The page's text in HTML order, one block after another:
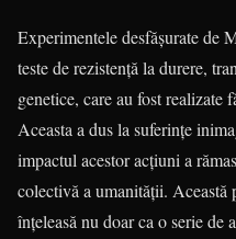
Experimentele desfășurate de
teste de rezistență la durere,
genetice, care au fost realizate
Aceasta a dus la suferințe
impactul acestor acțiuni a
colectivă a umanității. Această
înțeleasă nu doar ca o serie de